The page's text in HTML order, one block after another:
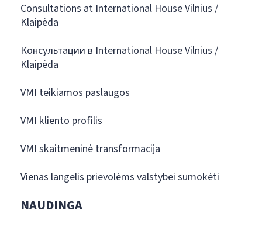
Consultations at International House Vilnius /
Klaipėda
Консультации в International House Vilnius /
Klaipėda
VMI teikiamos paslaugos
VMI kliento profilis
VMI skaitmeninė transformacija
Vienas langelis prievolėms valstybei sumokėti
NAUDINGA